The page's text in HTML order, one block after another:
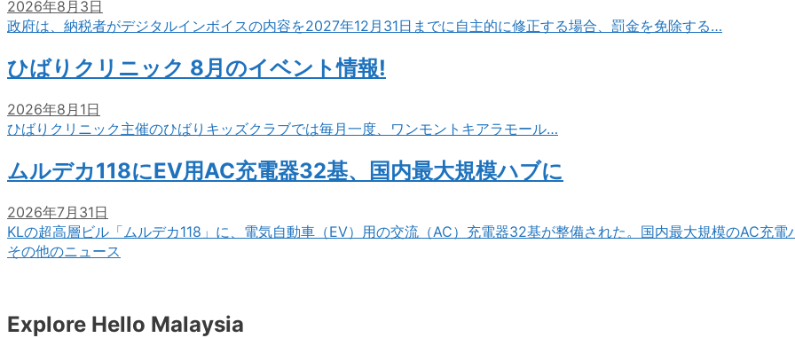
2026年8月3日
政府は、納税者がデジタルインボイスの内容を2027年12月31日までに自主的に修正する場合、罰金を免除する…
ひばりクリニック 8月のイベント情報!
2026年8月1日
ひばりクリニック主催のひばりキッズクラブでは毎月一度、ワンモントキアラモール…
ムルデカ118にEV用AC充電器32基、国内最大規模ハブに
2026年7月31日
KLの超高層ビル「ムルデカ118」に、電気自動車（EV）用の交流（AC）充電器32基が整備された。国内最大規模のAC充
その他のニュース
Explore Hello Malaysia